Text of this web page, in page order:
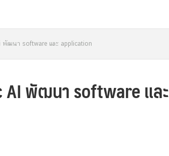
พัฒนา software และ application
AI พัฒนา software และ